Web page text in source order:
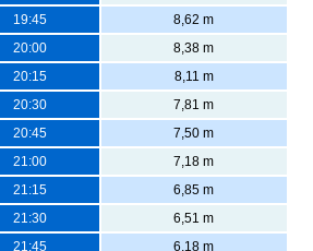
19:45
8,62 m
20:00
8,38 m
20:15
8,11 m
20:30
7,81 m
20:45
7,50 m
21:00
7,18 m
21:15
6,85 m
21:30
6,51 m
21:45
6,18 m